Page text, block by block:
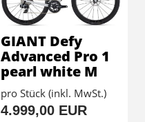
GIANT Defy
Advanced Pro 1
pearl white M
pro Stück (inkl. MwSt.)
4.999,00 EUR